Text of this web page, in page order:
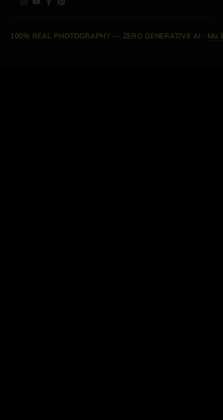
100% REAL PHOTOGRAPHY — ZERO GENERATIVE AI · Ma